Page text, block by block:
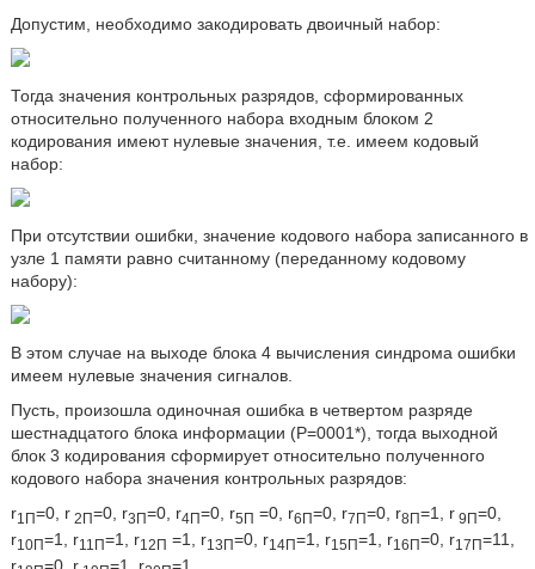
Допустим, необходимо закодировать двоичный набор:
Тогда значения контрольных разрядов, сформированных
относительно полученного набора входным блоком 2
кодирования имеют нулевые значения, т.е. имеем кодовый
набор:
При отсутствии ошибки, значение кодового набора записанного в
узле 1 памяти равно считанному (переданному кодовому
набору):
В этом случае на выходе блока 4 вычисления синдрома ошибки
имеем нулевые значения сигналов.
Пусть, произошла одиночная ошибка в четвертом разряде
шестнадцатого блока информации (Р=0001*), тогда выходной
блок 3 кодирования сформирует относительно полученного
кодового набора значения контрольных разрядов:
r1П=0, r 2П=0, r3П=0, r4П=0, r5П =0, r6П=0, r7П=0, r8П=1, r 9П=0,
r10П=1, r11П=1, r12П =1, r13П=0, r14П=1, r15П=1, r16П=0, r17П=11,